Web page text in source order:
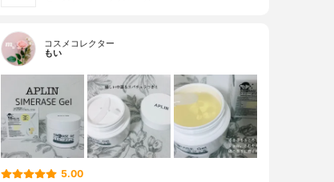
コスメコレクター
もい
5.00